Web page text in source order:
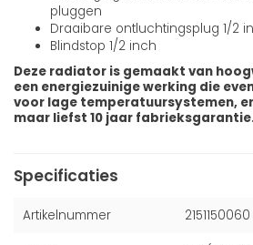
pluggen
Draaibare ontluchtingsplug 1/2
Blindstop 1/2 inch
Deze radiator is gemaakt van
een energiezuinige werking die
voor lage temperatuursystemen,
maar liefst 10 jaar
Specificaties
Artikelnummer 2151150060